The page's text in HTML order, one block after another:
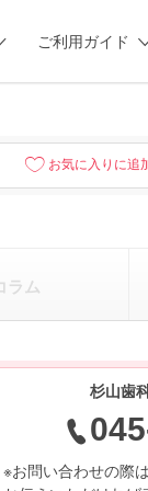
ご利用ガイド
お気に入りに追
ラム
杉山歯
※お問い合わせの際